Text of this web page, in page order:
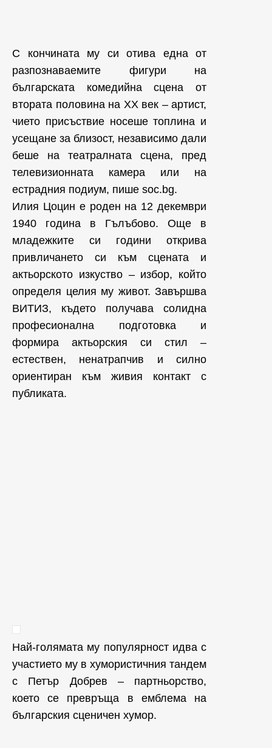
С кончината му си отива една от
разпознаваемите фигури на
българската комедийна сцена от
втората половина на ХХ век – артист,
чието присъствие носеше топлина и
усещане за близост, независимо дали
беше на театралната сцена, пред
телевизионната камера или на
естрадния подиум, пише soc.bg.
Илия Цоцин е роден на 12 декември
1940 година в Гълъбово. Още в
младежките си години открива
привличането си към сцената и
актьорското изкуство – избор, който
определя целия му живот. Завършва
ВИТИЗ, където получава солидна
професионална подготовка и
формира актьорския си стил –
естествен, ненатрапчив и силно
ориентиран към живия контакт с
публиката.
Най-голямата му популярност идва с
участието му в хумористичния тандем
с Петър Добрев – партньорство,
което се превръща в емблема на
българския сценичен хумор.